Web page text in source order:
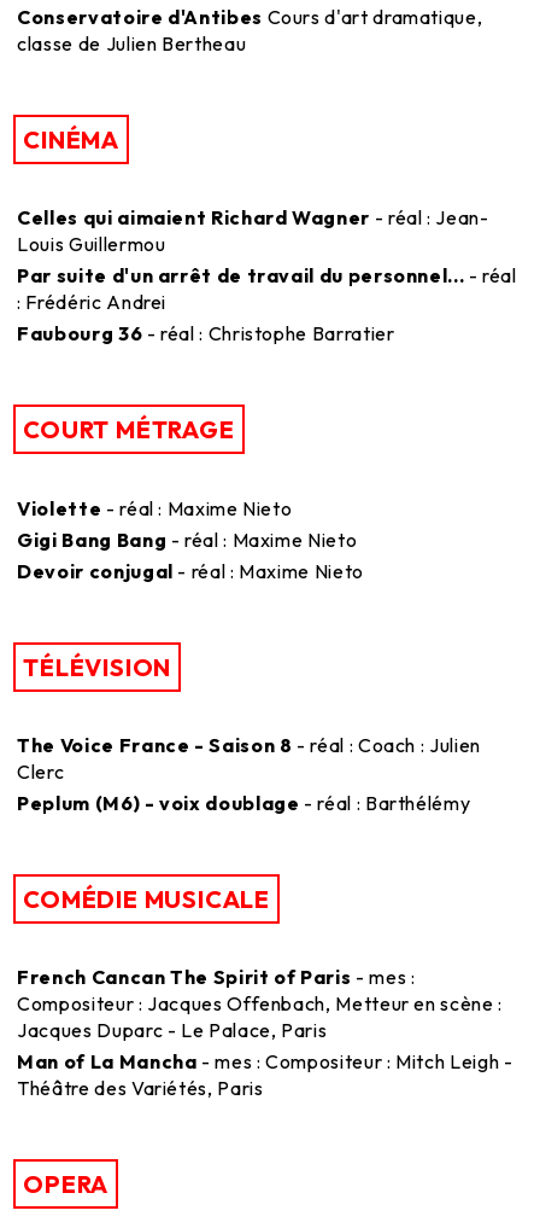
Conservatoire d'Antibes Cours d'art dramatique,
classe de Julien Bertheau
CINÉMA
Celles qui aimaient Richard Wagner - réal : Jean-
Louis Guillermou
Par suite d'un arrêt de travail du personnel... - réal
: Frédéric Andrei
Faubourg 36 - réal : Christophe Barratier
COURT MÉTRAGE
Violette - réal : Maxime Nieto
Gigi Bang Bang - réal : Maxime Nieto
Devoir conjugal - réal : Maxime Nieto
TÉLÉVISION
The Voice France - Saison 8 - réal : Coach : Julien
Clerc
Peplum (M6) - voix doublage - réal : Barthélémy
COMÉDIE MUSICALE
French Cancan The Spirit of Paris - mes :
Compositeur : Jacques Offenbach, Metteur en scène :
Jacques Duparc - Le Palace, Paris
Man of La Mancha - mes : Compositeur : Mitch Leigh -
Théâtre des Variétés, Paris
OPERA